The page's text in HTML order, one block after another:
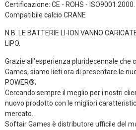
Certificazione: CE - ROHS - ISO9001:2000.
Compatibile calcio CRANE
N.B. LE BATTERIE LI-ION VANNO
LIPO.
Grazie all'esperienza pluridecennale che
Games, siamo lieti ora di presentare le
POWER®;
Cercando sempre il meglio per i nostri
nuovo prodotto con le migliori
mercato.
Softair Games è distributore ufficile del